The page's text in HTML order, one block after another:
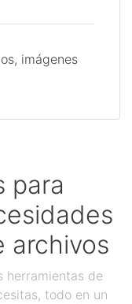
imágenes
para
archivos
herramientas de
todo en un